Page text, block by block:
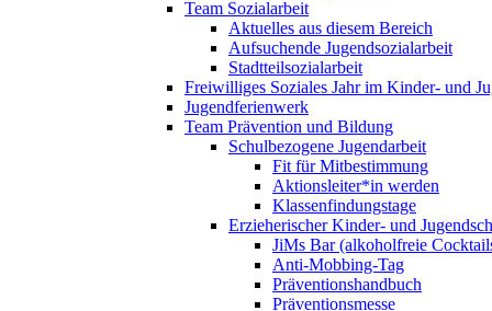
Team Sozialarbeit
Aktuelles aus diesem Bereich
Aufsuchende Jugendsozialarbeit
Stadtteilsozialarbeit
Freiwilliges Soziales Jahr im Kinder- und
Jugendferienwerk
Team Prävention und Bildung
Schulbezogene Jugendarbeit
Fit für Mitbestimmung
Aktionsleiter*in werden
Klassenfindungstage
Erzieherischer Kinder- und
JiMs Bar (alkoholfreie
Anti-Mobbing-Tag
Präventionshandbuch
Präventionsmesse